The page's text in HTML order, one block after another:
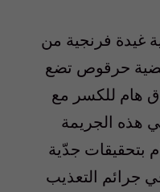
غيدة فرنجية من
قضية حرقوص تضع
هام للكسر مع
هذه الجريمة
بتحقيقات جدّية
جرائم التعذيب